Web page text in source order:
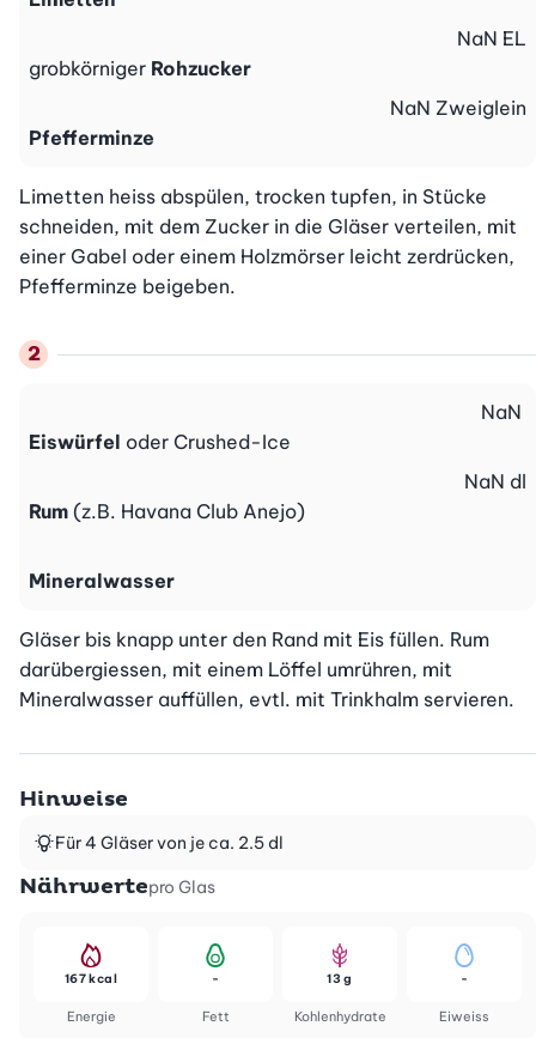
grobkörniger Rohzucker
NaN EL
Pfefferminze
NaN Zweiglein
Limetten heiss abspülen, trocken tupfen, in Stücke
schneiden, mit dem Zucker in die Gläser verteilen, mit
einer Gabel oder einem Holzmörser leicht zerdrücken,
Pfefferminze beigeben.
Eiswürfel oder Crushed-Ice
NaN
Rum (z.B. Havana Club Anejo)
NaN dl
Mineralwasser
Gläser bis knapp unter den Rand mit Eis füllen. Rum
darübergiessen, mit einem Löffel umrühren, mit
Mineralwasser auffüllen, evtl. mit Trinkhalm servieren.
Hinweise
Für 4 Gläser von je ca. 2.5 dl
Nährwertepro Glas
Energie
167 kcal
Fett
-
Kohlenhydrate
13 g
Eiweiss
-